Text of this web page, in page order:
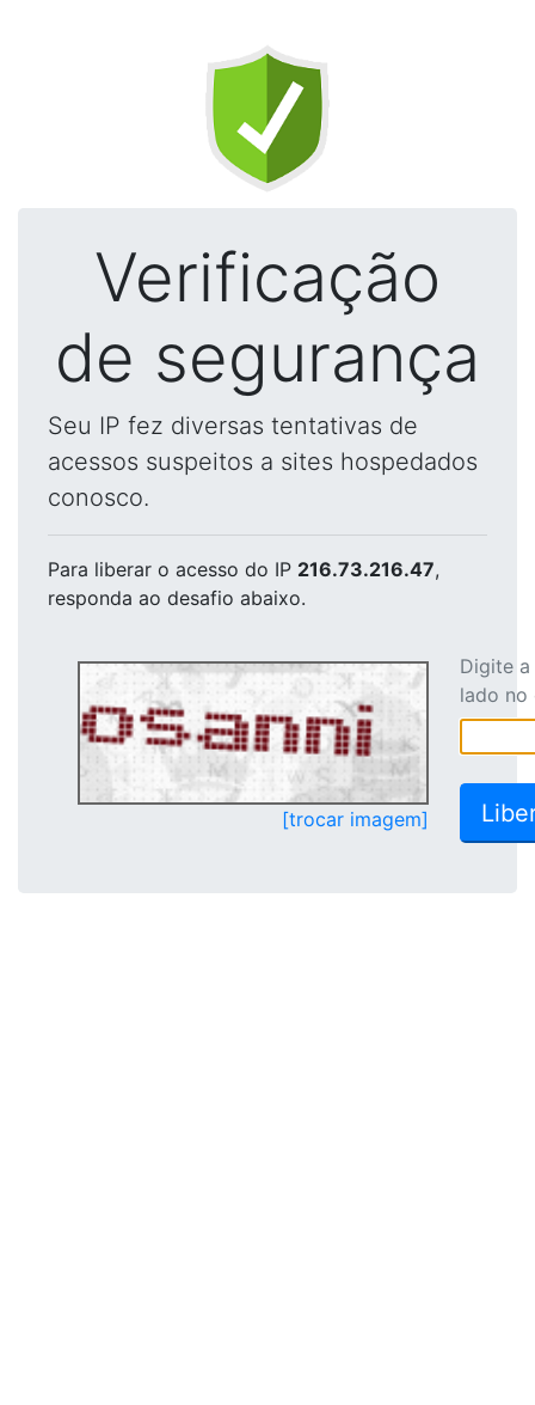
Verificação
de segurança
Seu IP fez diversas tentativas de
acessos suspeitos a sites hospedados
conosco.
Para liberar o acesso do IP 216.73.216.47,
responda ao desafio abaixo.
[trocar imagem]
Digite
lado no